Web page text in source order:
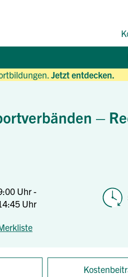
Jetzt entdecken.
–
Uhr -
Uhr